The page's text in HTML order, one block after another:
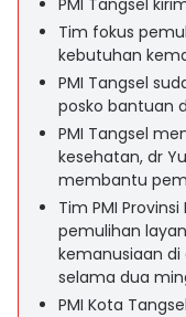
PMI Tangsel
Tim fokus
kebutuhan
PMI Tangsel
posko bantuan
PMI Tangsel
kesehatan, dr
membantu
Tim PMI
pemulihan
kemanusiaan
selama dua
PMI Kota